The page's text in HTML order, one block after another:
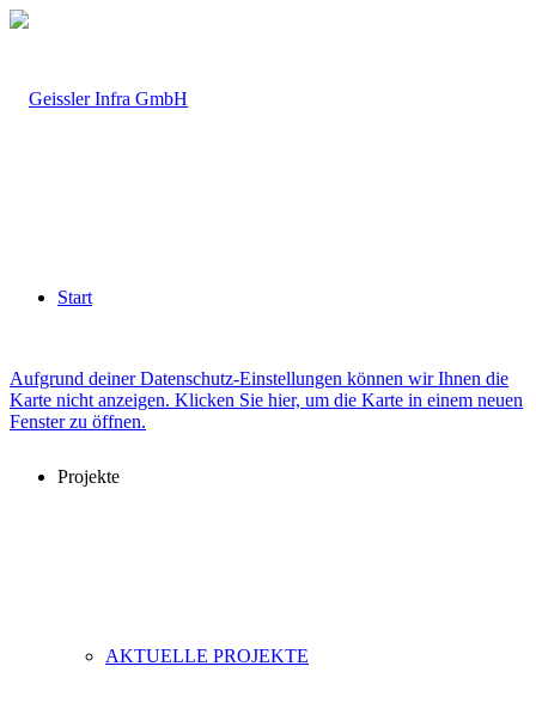
Start
Projekte
AKTUELLE PROJEKTE
Aufgrund deiner Datenschutz-Einstellungen können wir Ihnen die
Karte nicht anzeigen. Klicken Sie hier, um die Karte in einem neuen
Fenster zu öffnen.